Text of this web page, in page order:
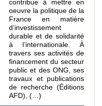
contribue à mettre en
oeuvre la politique de la
France en matière
d’investissement
durable et de solidarité
à l’internationale. À
travers ses activités de
financement du secteur
public et des ONG, ses
travaux et publications
de recherche (Éditions
AFD), (…)